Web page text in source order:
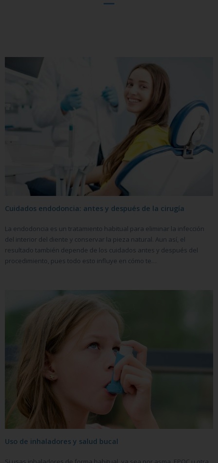
Cuidados endodoncia: antes y después de la cirugía
La endodoncia es un tratamiento habitual para eliminar la infección
del interior del diente y conservar la pieza natural. Aun así, el
resultado también depende de los cuidados antes y después del
procedimiento, pues todo esto influye en cómo te…
Uso de inhaladores y salud bucal